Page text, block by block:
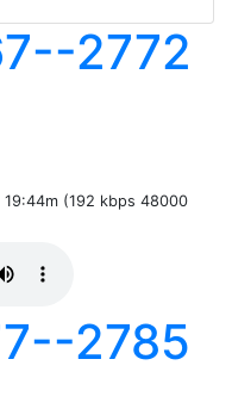
2772
(192 kbps 48000
2785